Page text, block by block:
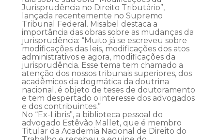
Jurisprudência no Direito Tributário”,
lançada recentemente no Supremo
Tribunal Federal. Misabel destaca a
importância das obras sobre as mudanças da
jurisprudência: “Muito já se escreveu sobre
modificações das leis, modificações dos atos
administrativos e agora, modificações da
jurisprudência. Esse tema tem chamado a
atenção dos nossos tribunais superiores, dos
acadêmicos da dogmática da doutrina
nacional, é objeto de teses de doutoramento
e tem despertado o interesse dos advogados
e dos contribuintes.”
No “Ex-Libris”, a biblioteca pessoal do
advogado Estêvão Mallet, que é membro
Titular da Academia Nacional de Direito do